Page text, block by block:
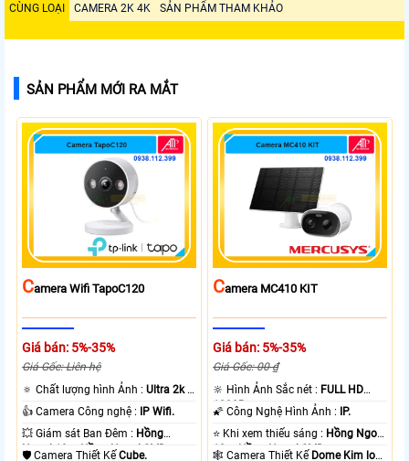
CÙNG LOẠI CAMERA 2K 4K SẢN PHẨM THAM KHẢO
SẢN PHẨM MỚI RA MẮT
CAmera Wifi TapoC120
Giá bán: 5%-35%
Giá Gốc: Liên hệ
🔅 Chất lượng hình Ảnh :Ultra 2k +
.
👍 Camera Công nghệ : IP Wifi.
💥 Giám sát Ban Đêm : Hồng
Ngoại 10m Hồng Ngoại SMD.
🛡 Camera Thiết KếCube.
CAmera MC410 KIT
Giá bán: 5%-35%
Giá Gốc: 00 ₫
🔆 Hình Ảnh Sắc nét : FULL HD
1080P .
🌠 Công Nghệ Hình Ảnh : IP.
⭐ Khi xem thiếu sáng : Hồng Ngoại
10m Hồng Ngoại SMD.
🕸️ Camera Thiết Kế Dome Kim loại